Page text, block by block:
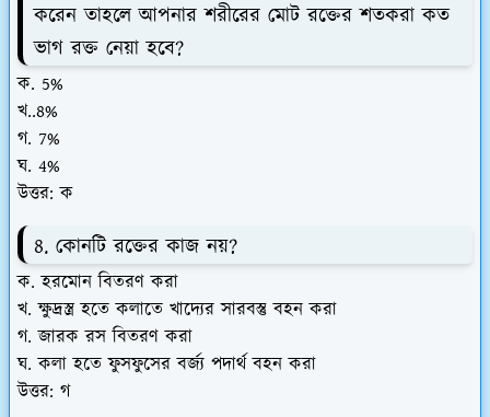
করেন তাহলে আপনার শরীরের মোট রক্তের শতকরা কত
ভাগ রক্ত নেয়া হবে?
ক. 5%
খ..8%
গ. 7%
ঘ. 4%
উত্তর: ক
8. কোনটি রক্তের কাজ নয়?
ক. হরমোন বিতরণ করা
খ. ক্ষুদ্রস্ত্র হতে কলাতে খাদ্যের সারবস্তু বহন করা
গ. জারক রস বিতরণ করা
ঘ. কলা হতে ফুসফুসের বর্জ্য পদার্থ বহন করা
উত্তর: গ